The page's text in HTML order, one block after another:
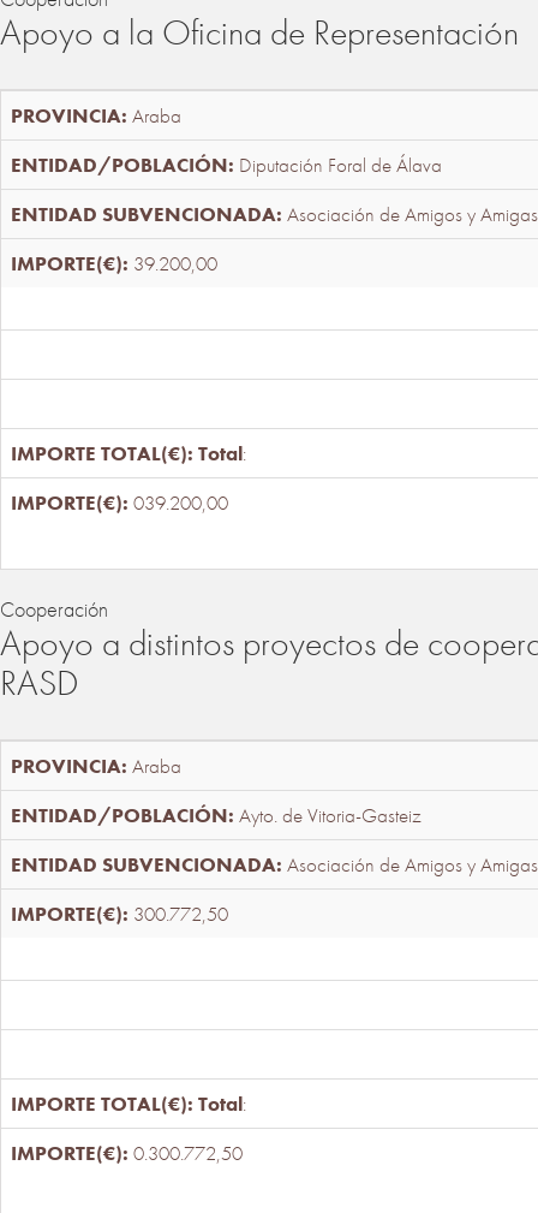
Apoyo a la Oficina de Representación
Araba
Diputación Foral de Álava
Asociación de Amigos y
39.200,00
Total:
039.200,00
Cooperación
Apoyo a distintos proyectos de
RASD
Araba
Ayto. de Vitoria-Gasteiz
Asociación de Amigos y
300.772,50
Total:
0.300.772,50